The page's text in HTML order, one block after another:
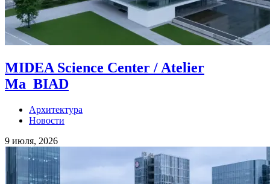
MIDEA Science Center / Atelier
Ma_BIAD
Архитектура
Новости
9 июля, 2026